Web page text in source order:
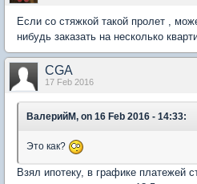
Если со стяжкой такой пролет ,
нибудь заказать на несколько
CGA
17 Feb 2016
ВалерийМ, on 16 Feb 2016 - 14:33:
Это как?
Взял ипотеку, в графике платежей